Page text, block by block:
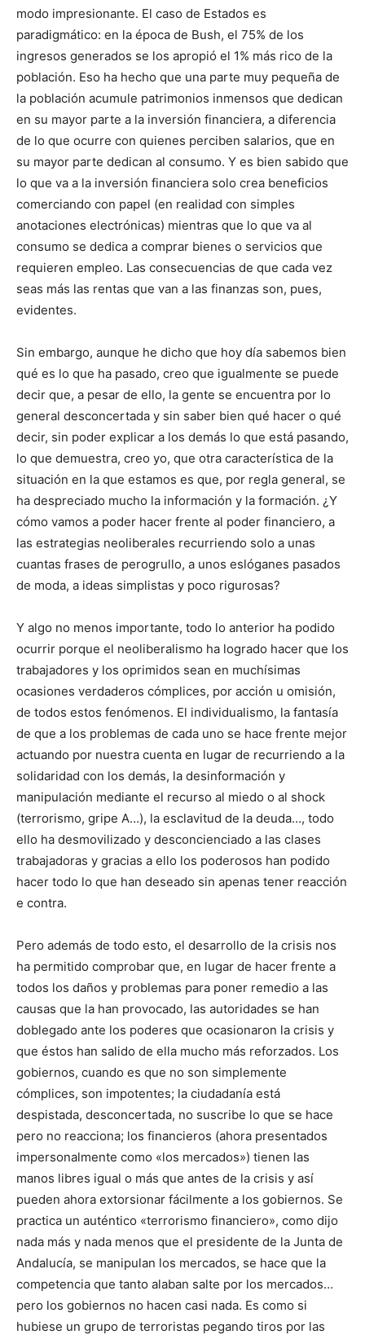
modo impresionante. El caso de Estados es
paradigmático: en la época de Bush, el 75% de los
ingresos generados se los apropió el 1% más rico de la
población. Eso ha hecho que una parte muy pequeña de
la población acumule patrimonios inmensos que dedican
en su mayor parte a la inversión financiera, a diferencia
de lo que ocurre con quienes perciben salarios, que en
su mayor parte dedican al consumo. Y es bien sabido que
lo que va a la inversión financiera solo crea beneficios
comerciando con papel (en realidad con simples
anotaciones electrónicas) mientras que lo que va al
consumo se dedica a comprar bienes o servicios que
requieren empleo. Las consecuencias de que cada vez
seas más las rentas que van a las finanzas son, pues,
evidentes.
Sin embargo, aunque he dicho que hoy día sabemos bien
qué es lo que ha pasado, creo que igualmente se puede
decir que, a pesar de ello, la gente se encuentra por lo
general desconcertada y sin saber bien qué hacer o qué
decir, sin poder explicar a los demás lo que está pasando,
lo que demuestra, creo yo, que otra característica de la
situación en la que estamos es que, por regla general, se
ha despreciado mucho la información y la formación. ¿Y
cómo vamos a poder hacer frente al poder financiero, a
las estrategias neoliberales recurriendo solo a unas
cuantas frases de perogrullo, a unos eslóganes pasados
de moda, a ideas simplistas y poco rigurosas?
Y algo no menos importante, todo lo anterior ha podido
ocurrir porque el neoliberalismo ha logrado hacer que los
trabajadores y los oprimidos sean en muchísimas
ocasiones verdaderos cómplices, por acción u omisión,
de todos estos fenómenos. El individualismo, la fantasía
de que a los problemas de cada uno se hace frente mejor
actuando por nuestra cuenta en lugar de recurriendo a la
solidaridad con los demás, la desinformación y
manipulación mediante el recurso al miedo o al shock
(terrorismo, gripe A…), la esclavitud de la deuda…, todo
ello ha desmovilizado y desconcienciado a las clases
trabajadoras y gracias a ello los poderosos han podido
hacer todo lo que han deseado sin apenas tener reacción
e contra.
Pero además de todo esto, el desarrollo de la crisis nos
ha permitido comprobar que, en lugar de hacer frente a
todos los daños y problemas para poner remedio a las
causas que la han provocado, las autoridades se han
doblegado ante los poderes que ocasionaron la crisis y
que éstos han salido de ella mucho más reforzados. Los
gobiernos, cuando es que no son simplemente
cómplices, son impotentes; la ciudadanía está
despistada, desconcertada, no suscribe lo que se hace
pero no reacciona; los financieros (ahora presentados
impersonalmente como «los mercados») tienen las
manos libres igual o más que antes de la crisis y así
pueden ahora extorsionar fácilmente a los gobiernos. Se
practica un auténtico «terrorismo financiero», como dijo
nada más y nada menos que el presidente de la Junta de
Andalucía, se manipulan los mercados, se hace que la
competencia que tanto alaban salte por los mercados…
pero los gobiernos no hacen casi nada. Es como si
hubiese un grupo de terroristas pegando tiros por las